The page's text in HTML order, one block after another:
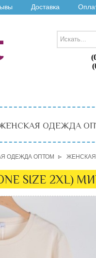
Доставка
ОДЕЖДА
ОДЕЖДА ОПТОМ
SIZE 2XL)